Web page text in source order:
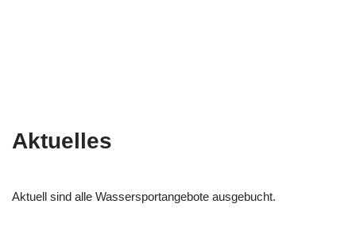
Aktuelles
Aktuell sind alle Wassersportangebote ausgebucht.